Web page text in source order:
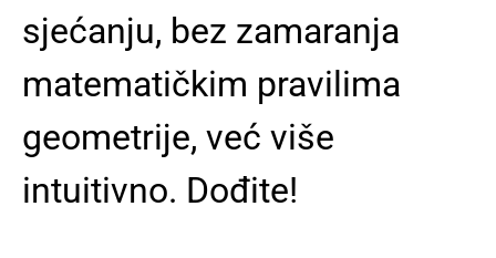
sjećanju, bez zamaranja
matematičkim pravilima
geometrije, već više
intuitivno. Dođite!